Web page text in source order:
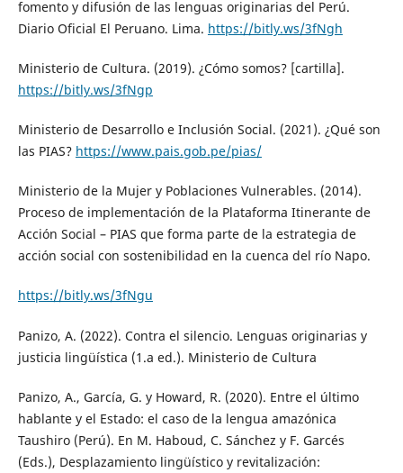
fomento y difusión de las lenguas originarias del Perú.
Diario Oficial El Peruano. Lima. https://bitly.ws/3fNgh
Ministerio de Cultura. (2019). ¿Cómo somos? [cartilla].
https://bitly.ws/3fNgp
Ministerio de Desarrollo e Inclusión Social. (2021). ¿Qué son
las PIAS? https://www.pais.gob.pe/pias/
Ministerio de la Mujer y Poblaciones Vulnerables. (2014).
Proceso de implementación de la Plataforma Itinerante de
Acción Social – PIAS que forma parte de la estrategia de
acción social con sostenibilidad en la cuenca del río Napo.
https://bitly.ws/3fNgu
Panizo, A. (2022). Contra el silencio. Lenguas originarias y
justicia lingüística (1.a ed.). Ministerio de Cultura
Panizo, A., García, G. y Howard, R. (2020). Entre el último
hablante y el Estado: el caso de la lengua amazónica
Taushiro (Perú). En M. Haboud, C. Sánchez y F. Garcés
(Eds.), Desplazamiento lingüístico y revitalización: